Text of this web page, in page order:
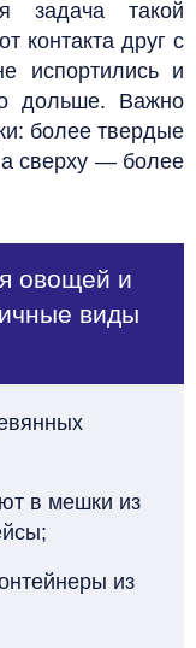
задача такой
контакта друг с
испортились и
дольше. Важно
более твердые
а сверху — более
овощей и
виды
в мешки из
из